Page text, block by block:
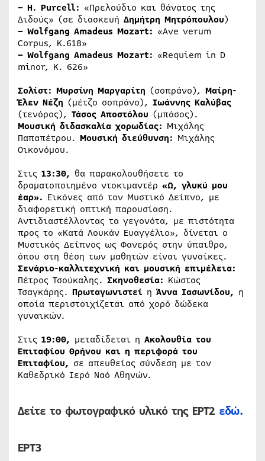
– H. Purcell: «Πρελούδιο και θάνατος της
Διδούς» (σε διασκευή Δημήτρη Μητρόπουλου)
– Wolfgang Amadeus Mozart: «Ave verum
Corpus, K.618»
– Wolfgang Amadeus Mozart: «Requiem in D
minor, K. 626»
Σολίστ: Μυρσίνη Μαργαρίτη (σοπράνο), Μαίρη-
Έλεν Νέζη (μέτζο σοπράνο), Ιωάννης Καλύβας
(τενόρος), Τάσος Αποστόλου (μπάσος).
Μουσική διδασκαλία χορωδίας: Μιχάλης
Παπαπέτρου. Μουσική διεύθυνση: Μιχάλης
Οικονόμου.
Στις 13:30, θα παρακολουθήσετε το
δραματοποιημένο ντοκιμαντέρ «Ω, γλυκύ μου
έαρ». Εικόνες από τον Μυστικό Δείπνο, με
διαφορετική οπτική παρουσίαση.
Αντιδιαστέλλοντας τα γεγονότα, με πιστότητα
προς το «Κατά Λουκάν Ευαγγέλιο», δίνεται ο
Μυστικός Δείπνος ως Φανερός στην ύπαιθρο,
όπου στη θέση των μαθητών είναι γυναίκες.
Σενάριο-καλλιτεχνική και μουσική επιμέλεια:
Πέτρος Τσούκαλης. Σκηνοθεσία: Κώστας
Τσαγκάρης. Πρωταγωνιστεί η Άννα Ιασωνίδου, η
οποία περιστοιχίζεται από χορό δώδεκα
γυναικών.
Στις 19:00, μεταδίδεται η Ακολουθία του
Επιταφίου Θρήνου και η περιφορά του
Επιταφίου, σε απευθείας σύνδεση με τον
Καθεδρικό Ιερό Ναό Αθηνών.
Δείτε το φωτογραφικό υλικό της ΕΡΤ2 εδώ.
ΕΡΤ3